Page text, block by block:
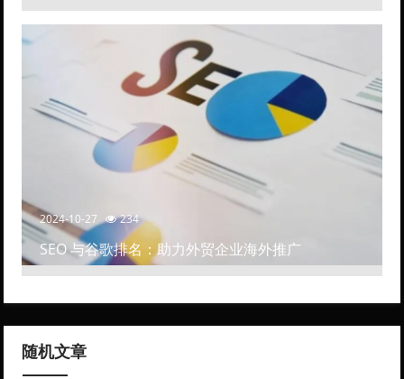
高排名网站
2024-10-27 234
SEO 与谷歌排名：助力外贸企业海外推广
随机文章